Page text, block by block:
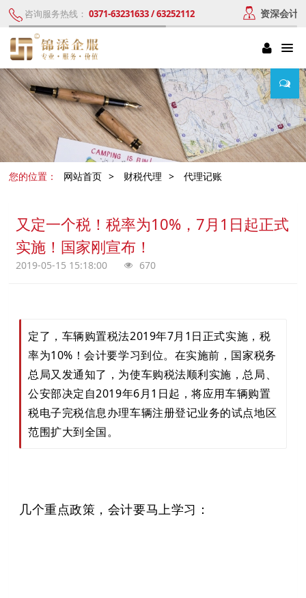
咨询服务热线： 0371-63231633 / 63252112 资深会计
您的位置： 网站首页 > 财税代理 > 代理记账
又定一个税！税率为10%，7月1日起正式
实施！国家刚宣布！
2019-05-15 15:18:00 670
定了，车辆购置税法2019年7月1日正式实施，税
率为10%！会计要学习到位。在实施前，国家税务
总局又发通知了，为使车购税法顺利实施，总局、
公安部决定自2019年6月1日起，将应用车辆购置
税电子完税信息办理车辆注册登记业务的试点地区
范围扩大到全国。
几个重点政策，会计要马上学习：